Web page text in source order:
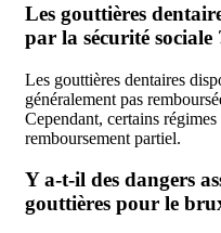
Les gouttières
par la sécurité sociale
Les gouttières dentaires
généralement pas
Cependant, certains
remboursement partiel.
Y a-t-il des dangers
gouttières pour le